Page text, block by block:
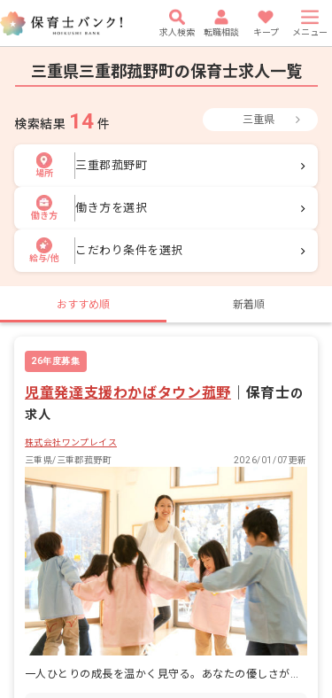
求人検索 転職相談 キープ メニュー
三重県三重郡菰野町の保育士求人一覧
検索結果 14 件 三重県
場所
三重郡菰野町
働き方
働き方を選択
給与/他
こだわり条件を選択
おすすめ順 新着順
26年度募集
児童発達支援わかばタウン菰野 保育士の
求人
株式会社ワンプレイス
三重県/三重郡菰野町
2026/01/07更新
一人ひとりの成長を温かく見守る。あなたの優しさが輝く場所がここにあります。